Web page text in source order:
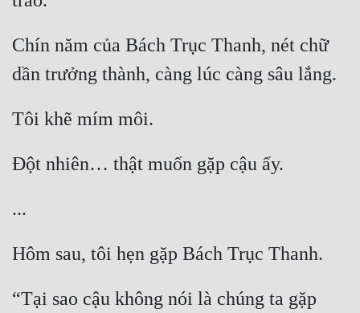
Chín năm của Bách Trục Thanh, nét chữ
dần trưởng thành, càng lúc càng sâu lắng.
Tôi khẽ mím môi.
Đột nhiên… thật muốn gặp cậu ấy.
...
Hôm sau, tôi hẹn gặp Bách Trục Thanh.
“Tại sao cậu không nói là chúng ta gặp